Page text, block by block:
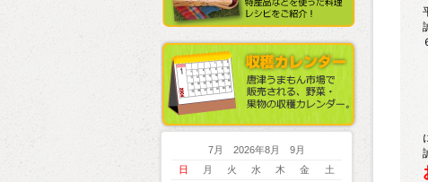
7月 2026年8月 9月
日
月 火 水 木 金
土